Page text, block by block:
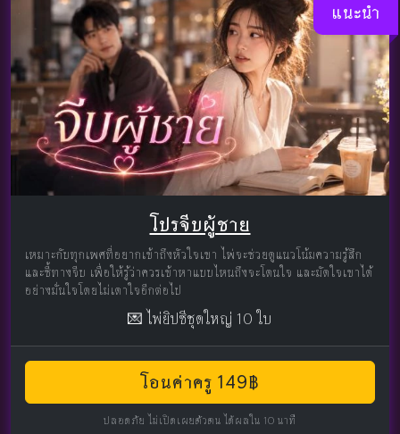
แนะนำ
โปรจีบผู้ชาย
เหมาะกับทุกเพศที่อยากเข้าถึงหัวใจเขา ไพ่จะช่วยดูแนวโน้มความรู้สึก
และชี้ทางจีบ เพื่อให้รู้ว่าควรเข้าหาแบบไหนถึงจะโดนใจ และมัดใจเขาได้
อย่างมั่นใจโดยไม่เดาใจอีกต่อไป
💌 ไพ่ยิปซีชุดใหญ่ 10 ใบ
โอนค่าครู 149฿
ปลอดภัย ไม่เปิดเผยตัวตน ได้ผลใน 10 นาที